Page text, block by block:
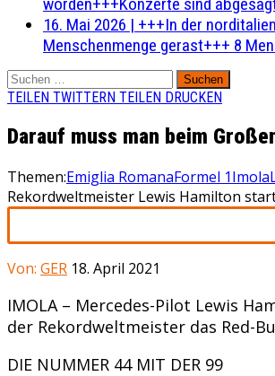
16. Mai 2026 | +++In der
Menschenmenge gerast+++ 8
Suchen
nach:
TEILEN TWITTERN TEILEN DRUCKEN
Darauf muss man beim
Themen:Emiglia RomanaFormel 1Imola
Rekordweltmeister Lewis Hamilton
Von: GER 18. April 2021
IMOLA – Mercedes-Pilot Lewis
der Rekordweltmeister das Red-
DIE NUMMER 44 MIT DER 99